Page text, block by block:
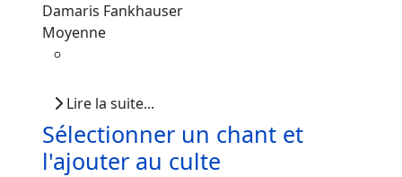
Damaris Fankhauser
Moyenne
Lire la suite...
Sélectionner un chant et
l'ajouter au culte